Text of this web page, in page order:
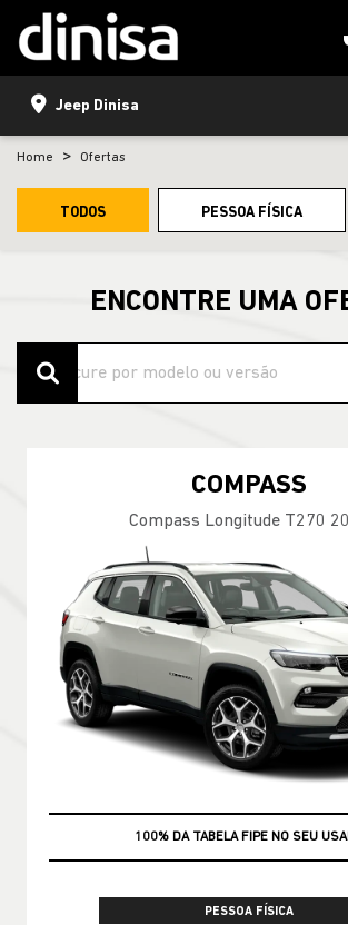
Jeep Dinisa
Home Ofertas
TODOS PESSOA FÍSICA
ENCONTRE UMA
COMPASS
Compass Longitude T270
100% DA TABELA FIPE NO SEU
PESSOA FÍSICA